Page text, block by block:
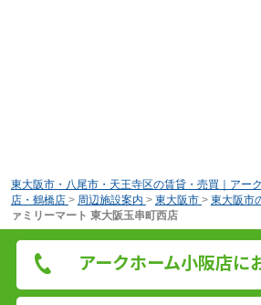
東大阪市・八尾市・天王寺区の賃貸・売買｜アー
店・鶴橋店 > 周辺施設案内 > 東大阪市 > 東大阪市
ァミリーマート 東大阪玉串町西店
アークホーム小阪店に